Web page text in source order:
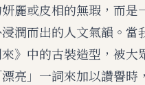
麗或皮相的無瑕，而是
潤而出的人文氣韻。當
》中的古裝造型，被大
亮」一詞來加以讚譽時